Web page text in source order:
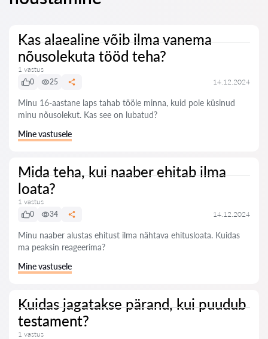
Kas alaealine võib ilma vanema
nõusolekuta tööd teha?
1 vastus
0
25 14.12.2024
Minu 16-aastane laps tahab tööle minna, kuid pole küsinud
minu nõusolekut. Kas see on lubatud?
Mine vastusele
Mida teha, kui naaber ehitab ilma
loata?
1 vastus
0
34 14.12.2024
Minu naaber alustas ehitust ilma nähtava ehitusloata. Kuidas
ma peaksin reageerima?
Mine vastusele
Kuidas jagatakse pärand, kui puudub
testament?
1 vastus